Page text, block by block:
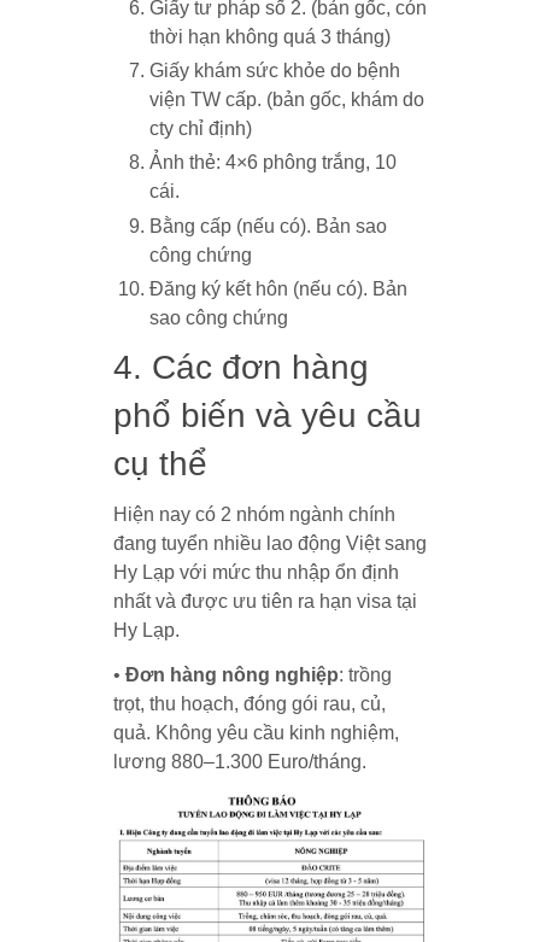
Giấy tư pháp số 2. (bản gốc, cón
thời hạn không quá 3 tháng)
Giấy khám sức khỏe do bệnh
viện TW cấp. (bản gốc, khám do
cty chỉ định)
Ảnh thẻ: 4×6 phông trắng, 10
cái.
Bằng cấp (nếu có). Bản sao
công chứng
Đăng ký kết hôn (nếu có). Bản
sao công chứng
4. Các đơn hàng
phổ biến và yêu cầu
cụ thể
Hiện nay có 2 nhóm ngành chính
đang tuyển nhiều lao động Việt sang
Hy Lạp với mức thu nhập ổn định
nhất và được ưu tiên ra hạn visa tại
Hy Lạp.
• Đơn hàng nông nghiệp: trồng
trọt, thu hoạch, đóng gói rau, củ,
quả. Không yêu cầu kinh nghiệm,
lương 880–1.300 Euro/tháng.